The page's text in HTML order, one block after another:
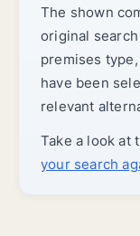
The shown
original
premises
have been
relevant
Take a look at
your search